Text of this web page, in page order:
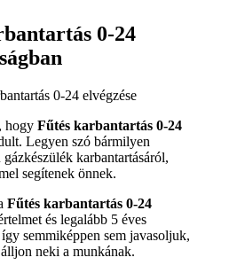
0-24
0-24 elvégzése
hogy Fűtés karbantartás 0-24
Legyen szó bármilyen
karbantartásáról,
segítenek önnek.
Fűtés karbantartás 0-24
és legalább 5 éves
semmiképpen sem javasoljuk,
neki a munkának.